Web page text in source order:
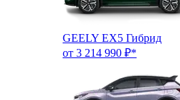
GEELY EX5 Гибрид
от 3 214 990 ₽*